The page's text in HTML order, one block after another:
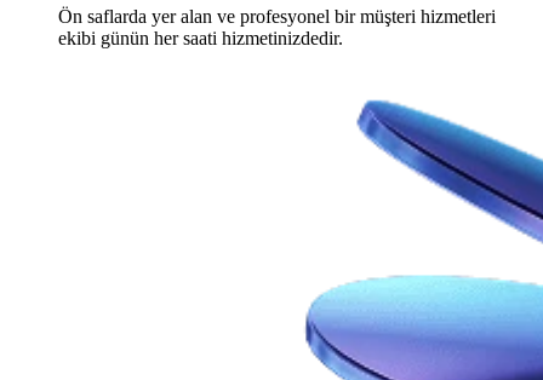
Ön saflarda yer alan ve profesyonel bir müşteri hizmetleri
ekibi günün her saati hizmetinizdedir.